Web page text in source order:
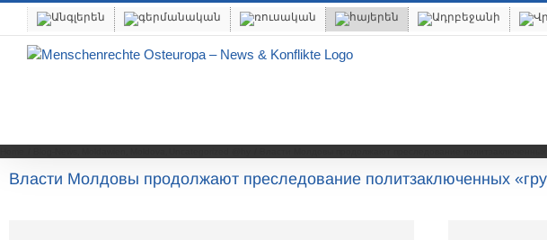
content
Власти Молдовы продолжают преследование политзаключенных